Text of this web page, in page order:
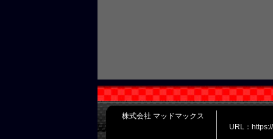
株式会社 マッドマックス
URL：